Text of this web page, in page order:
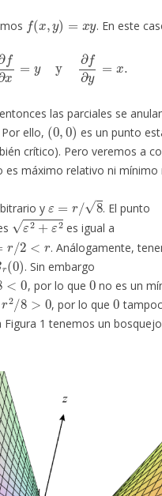
(x =
. En este
∂ ∂y=
las parciales se
ello,
(0,0)
es un punto
crítico). Pero veremos a
es máximo relativo ni mínimo
y . El punto
ε2+ε2
es igual a
. Análogamente,
)
. Sin embargo
, por lo que
0
no es un
8>0
, por lo que
0
Figura 1 tenemos un